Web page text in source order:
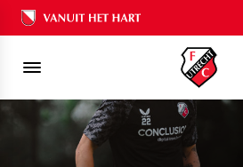
Ons nalatenschap